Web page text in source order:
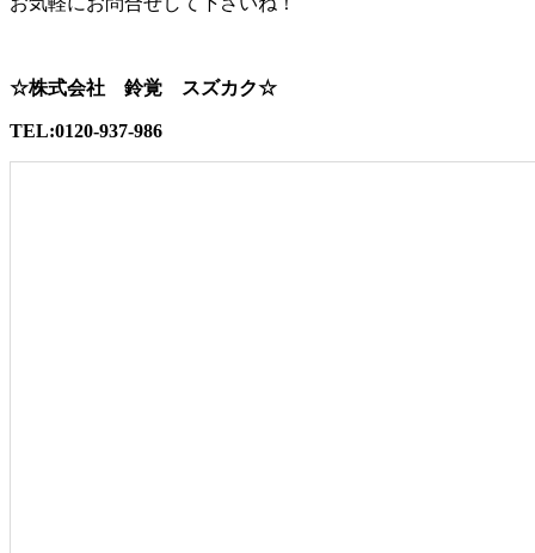
☆株式会社 鈴覚 スズカク☆
TEL:0120-937-986